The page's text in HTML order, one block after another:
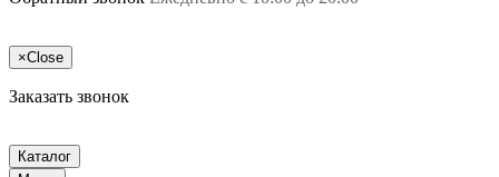
×Close
Заказать звонок
Каталог